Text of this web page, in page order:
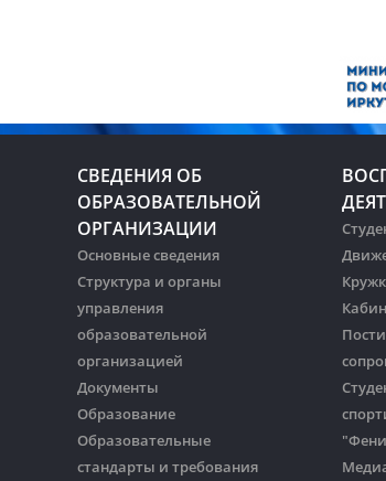
СВЕДЕНИЯ ОБ
ОБРАЗОВАТЕЛЬНОЙ
ОРГАНИЗАЦИИ
Основные сведения
Структура и органы
управления
образовательной
организацией
Документы
Образование
Образовательные
стандарты и требования